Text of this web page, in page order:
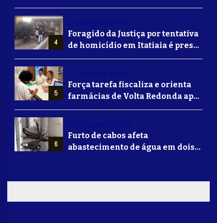
retiradas para usar banheiro
4
Foragido da Justiça por tentativa
de homicídio em Itatiaia é preso
em Volta Redonda
5
Força tarefa fiscaliza e orienta
farmácias de Volta Redonda após
alerta de falsificação de
6
Furto de cabos afeta
abastecimento de água em dois